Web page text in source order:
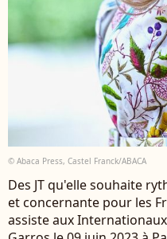
© Abaca Press, Castel Franck/ABACA
Des JT qu'elle souhaite
et concernante pour les
assiste aux